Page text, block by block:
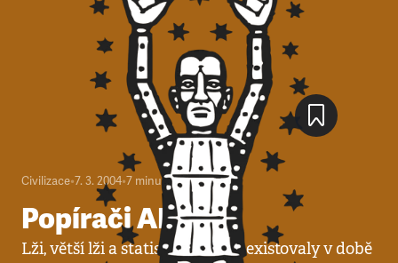
Civilizace•7. 3. 2004•7 minut
Popírači AIDS
Lži, větší lži a statistiky. Kdyby existovaly v době